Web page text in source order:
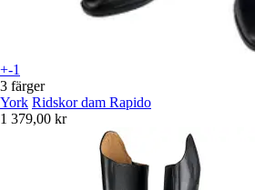
+-1
3 färger
York Ridskor dam Rapido
1 379,00 kr